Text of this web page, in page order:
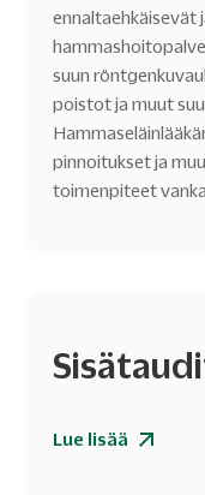
ennaltaehkäisevät
suun
poistot ja muut
pinnoitukset ja
toimenpiteet
Lue lisää